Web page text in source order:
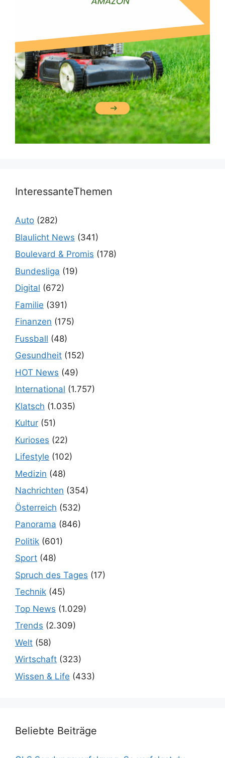
InteressanteThemen
Auto (282)
Blaulicht News (341)
Boulevard & Promis (178)
Bundesliga (19)
Digital (672)
Familie (391)
Finanzen (175)
Fussball (48)
Gesundheit (152)
HOT News (49)
International (1.757)
Klatsch (1.035)
Kultur (51)
Kurioses (22)
Lifestyle (102)
Medizin (48)
Nachrichten (354)
Österreich (532)
Panorama (846)
Politik (601)
Sport (48)
Spruch des Tages (17)
Technik (45)
Top News (1.029)
Trends (2.309)
Welt (58)
Wirtschaft (323)
Wissen & Life (433)
Beliebte Beiträge